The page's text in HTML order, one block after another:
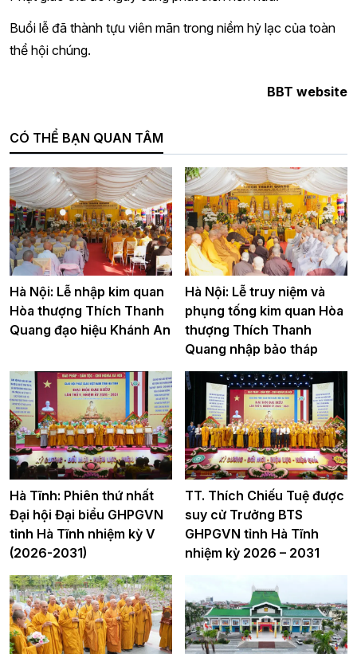
Buổi lễ đã thành tựu viên mãn trong niềm hỷ lạc của toàn
thể hội chúng.
BBT website
CÓ THỂ BẠN QUAN TÂM
Hà Nội: Lễ nhập kim quan
Hòa thượng Thích Thanh
Quang đạo hiệu Khánh An
Hà Nội: Lễ truy niệm và
phụng tống kim quan Hòa
thượng Thích Thanh
Quang nhập bảo tháp
Hà Tĩnh: Phiên thứ nhất
Đại hội Đại biểu GHPGVN
tỉnh Hà Tĩnh nhiệm kỳ V
(2026-2031)
TT. Thích Chiếu Tuệ được
suy cử Trưởng BTS
GHPGVN tỉnh Hà Tĩnh
nhiệm kỳ 2026 – 2031